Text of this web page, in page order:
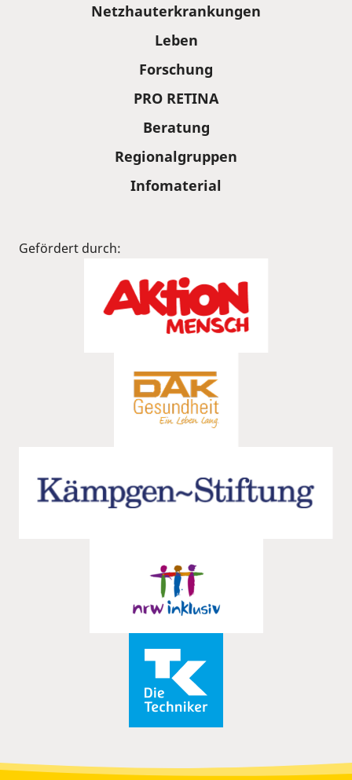
Netzhauterkrankungen
Leben
Forschung
PRO RETINA
Beratung
Regionalgruppen
Infomaterial
Gefördert durch: